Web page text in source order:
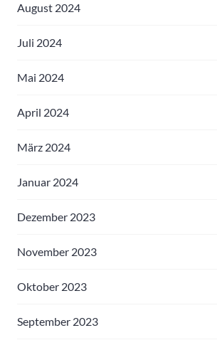
August 2024
Juli 2024
Mai 2024
April 2024
März 2024
Januar 2024
Dezember 2023
November 2023
Oktober 2023
September 2023